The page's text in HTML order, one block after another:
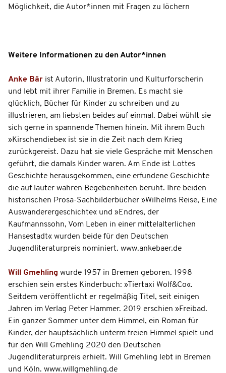
Möglichkeit, die Autor*innen mit Fragen zu löchern
Weitere Informationen zu den Autor*innen
Anke Bär ist Autorin, Illustratorin und Kulturforscherin
und lebt mit ihrer Familie in Bremen. Es macht sie
glücklich, Bücher für Kinder zu schreiben und zu
illustrieren, am liebsten beides auf einmal. Dabei wühlt sie
sich gerne in spannende Themen hinein. Mit ihrem Buch
»Kirschendiebe« ist sie in die Zeit nach dem Krieg
zurückgereist. Dazu hat sie viele Gespräche mit Menschen
geführt, die damals Kinder waren. Am Ende ist Lottes
Geschichte herausgekommen, eine erfundene Geschichte
die auf lauter wahren Begebenheiten beruht. Ihre beiden
historischen Prosa-Sachbilderbücher »Wilhelms Reise, Eine
Auswanderergeschichte« und »Endres, der
Kaufmannssohn, Vom Leben in einer mittelalterlichen
Hansestadt« wurden beide für den Deutschen
Jugendliteraturpreis nominiert. www.ankebaer.de
Will Gmehling wurde 1957 in Bremen geboren. 1998
erschien sein erstes Kinderbuch: »Tiertaxi Wolf&Co«.
Seitdem veröffentlicht er regelmäßig Titel, seit einigen
Jahren im Verlag Peter Hammer. 2019 erschien »Freibad.
Ein ganzer Sommer unter dem Himmel, ein Roman für
Kinder, der hauptsächlich unterm freien Himmel spielt und
für den Will Gmehling 2020 den Deutschen
Jugendliteraturpreis erhielt. Will Gmehling lebt in Bremen
und Köln. www.willgmehling.de